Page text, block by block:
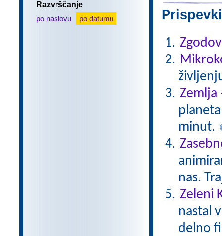
Razvrščanje
po naslovu
po datumu
Zemlja
minut.
nas.
Zeleni
nastal
delno